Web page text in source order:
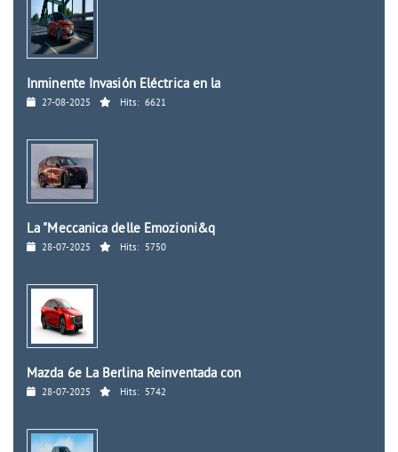
Inminente Invasión Eléctrica en la
27-08-2025 Hits: 6621
La "Meccanica delle Emozioni&q
28-07-2025 Hits: 5750
Mazda 6e La Berlina Reinventada con
28-07-2025 Hits: 5742